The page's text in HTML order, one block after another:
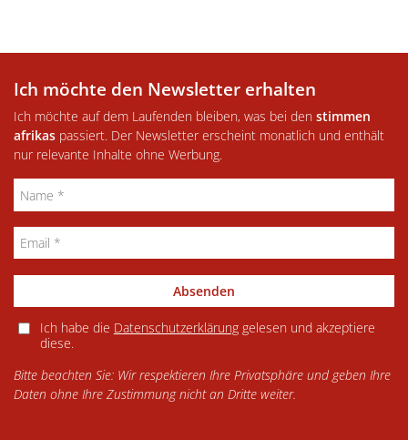
Ich möchte den Newsletter erhalten
Ich möchte auf dem Laufenden bleiben, was bei den stimmen
afrikas passiert. Der Newsletter erscheint monatlich und enthält
nur relevante Inhalte ohne Werbung.
Absenden
Ich habe die Datenschutzerklärunggelesen und akzeptiere
diese.
Bitte beachten Sie: Wir respektieren Ihre Privatsphäre und geben Ihre
Daten ohne Ihre Zustimmung nicht an Dritte weiter.